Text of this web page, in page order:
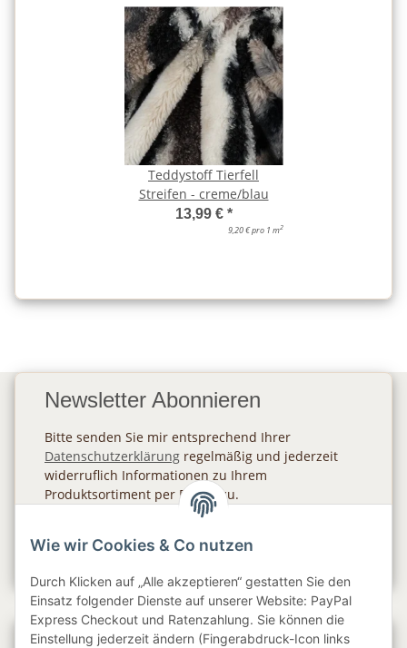
Teddystoff Tierfell
Streifen - creme/blau
13,99 € *
9,20 € pro 1 m2
Newsletter Abonnieren
Bitte senden Sie mir entsprechend Ihrer
Datenschutzerklärung regelmäßig und jederzeit
widerruflich Informationen zu Ihrem
Produktsortiment per E-Mail zu.
Gesetzliche Informationen
Wie wir Cookies & Co nutzen
Durch Klicken auf „Alle akzeptieren“ gestatten Sie den
Einsatz folgender Dienste auf unserer Website: PayPal
Express Checkout und Ratenzahlung. Sie können die
Einstellung jederzeit ändern (Fingerabdruck-Icon links